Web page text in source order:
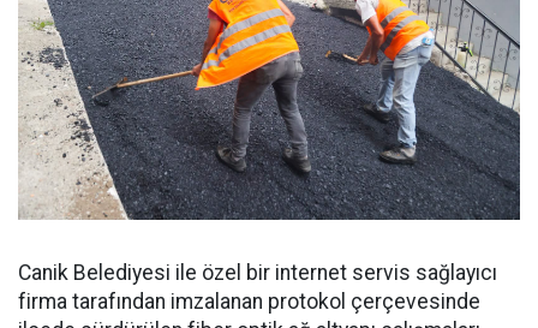
Canik Belediyesi ile özel bir internet servis sağlayıcı
firma tarafından imzalanan protokol çerçevesinde